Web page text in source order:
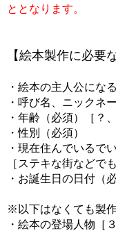
ととなります。
【絵本製作に必要
・絵本の主人公にな
・呼び名、ニックネ
・年齢（必須）［？
・性別（必須）
・現在住んでいるで
［ステキな街などでも
・お誕生日の日付（必
※以下はなくても製
・絵本の登場人物［